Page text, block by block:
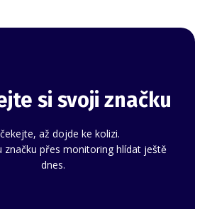
si svoji značku
až dojde ke kolizi.
značku přes monitoring hlídat ještě
dnes.